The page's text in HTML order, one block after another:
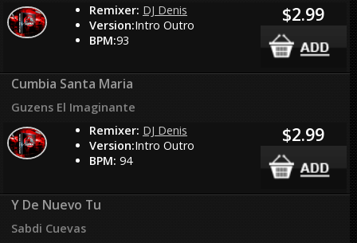
Remixer: DJ Denis
Version:Intro Outro
BPM:93
$2.99
Cumbia Santa Maria
Guzens El Imaginante
Remixer: DJ Denis
Version:Intro Outro
BPM: 94
$2.99
Y De Nuevo Tu
Sabdi Cuevas